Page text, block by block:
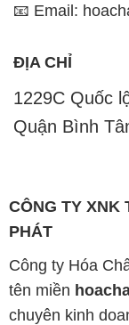
📧 Email:
ĐỊA CHỈ
1229C Quốc
Quận Bình
CÔNG TY XNK
PHÁT
Công ty Hóa
tên miền
chuyên kinh